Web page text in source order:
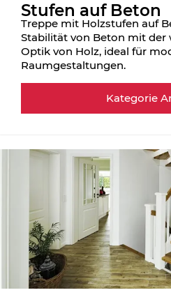
Stufen auf Beton
Treppe mit Holzstufen auf
Stabilität von Beton mit der
Optik von Holz, ideal für
Raumgestaltungen.
Kategorie